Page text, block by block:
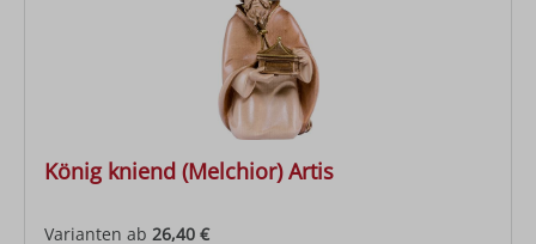
König kniend (Melchior) Artis
Varianten ab 26,40 €